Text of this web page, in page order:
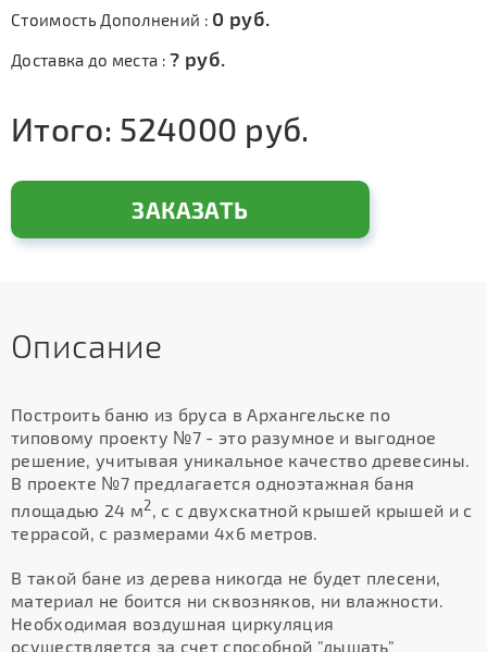
Стоимость Дополнений : 0 руб.
Доставка до места :? руб.
Итого: 524000 руб.
ЗАКАЗАТЬ
Описание
Построить баню из бруса в Архангельске по
типовому проекту №7 - это разумное и выгодное
решение, учитывая уникальное качество древесины.
В проекте №7 предлагается одноэтажная баня
площадью 24 м2, с с двухскатной крышей крышей и с
террасой, с размерами 4х6 метров.
В такой бане из дерева никогда не будет плесени,
материал не боится ни сквозняков, ни влажности.
Необходимая воздушная циркуляция
осуществляется за счет способной "дышать"